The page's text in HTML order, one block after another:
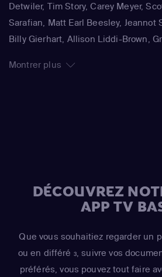
Detwiler, Tim Story, Carey Meyer,
Sarafian, Matt Earl Beesley, Jeannot
Billy Gierhart, Allison Liddi-Brown,
Montrer plus
DÉCOUVREZ
APP TV
Que vous souhaitiez regarder un
ou en différé 3, suivre vos
préférés, vous pouvez tout faire